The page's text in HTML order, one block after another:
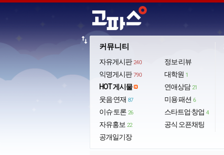
커뮤니티
자유게시판 240
익명게시판 790
HOT 게시물
웃음·연재 87
이슈·토론 26
자유홍보 22
공개일기장
정보·리뷰
대학원 1
연애상담 21
미용·패션 6
스타트업·창업 4
공식 오픈채팅
import_export